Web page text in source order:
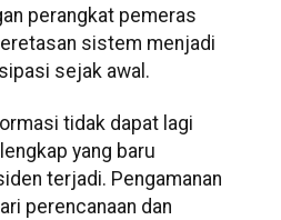
perangkat pemeras
sistem menjadi
sejak awal.
tidak dapat lagi
yang baru
terjadi. Pengamanan
perencanaan dan